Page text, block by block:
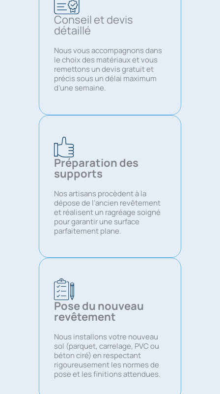
Conseil et devis
détaillé
Nous vous accompagnons dans
le choix des matériaux et vous
remettons un devis gratuit et
précis sous un délai maximum
d’une semaine.
Préparation des
supports
Nos artisans procèdent à la
dépose de l’ancien revêtement
et réalisent un ragréage soigné
pour garantir une surface
parfaitement plane.
Pose du nouveau
revêtement
Nous installons votre nouveau
sol (parquet, carrelage, PVC ou
béton ciré) en respectant
rigoureusement les normes de
pose et les finitions attendues.